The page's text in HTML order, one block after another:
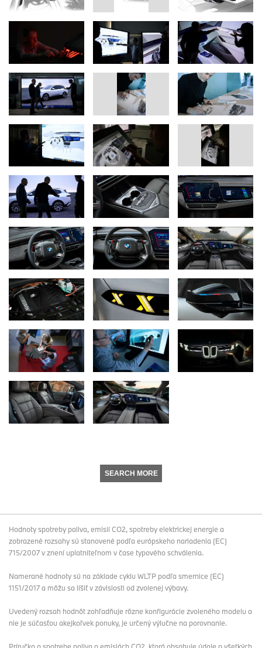
SEARCH MORE
Hodnoty spotreby paliva, emisií CO2, spotreby elektrickej energie a
zobrazené rozsahy sú stanovené podľa európskeho nariadenia (EC)
715/2007 v znení uplatniteľnom v čase typového schválenia.
Namerané hodnoty sú na základe cyklu WLTP podľa smernice (EC)
1151/2017 a môžu sa líšiť v závislosti od zvolenej výbavy.
Uvedený rozsah hodnôt zohľadňuje rôzne konfigurácie zvoleného modelu a
nie je súčasťou akejkoľvek ponuky, je určený výlučne na porovnanie.